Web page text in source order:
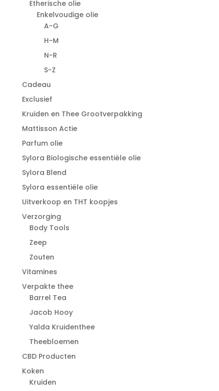
Etherische olie
Enkelvoudige olie
A-G
H-M
N-R
S-Z
Cadeau
Exclusief
Kruiden en Thee Grootverpakking
Mattisson Actie
Parfum olie
Sylora Biologische essentiële olie
Sylora Blend
Sylora essentiële olie
Uitverkoop en THT koopjes
Verzorging
Body Tools
Zeep
Zouten
Vitamines
Verpakte thee
Barrel Tea
Jacob Hooy
Yalda Kruidenthee
Theebloemen
CBD Producten
Koken
Kruiden